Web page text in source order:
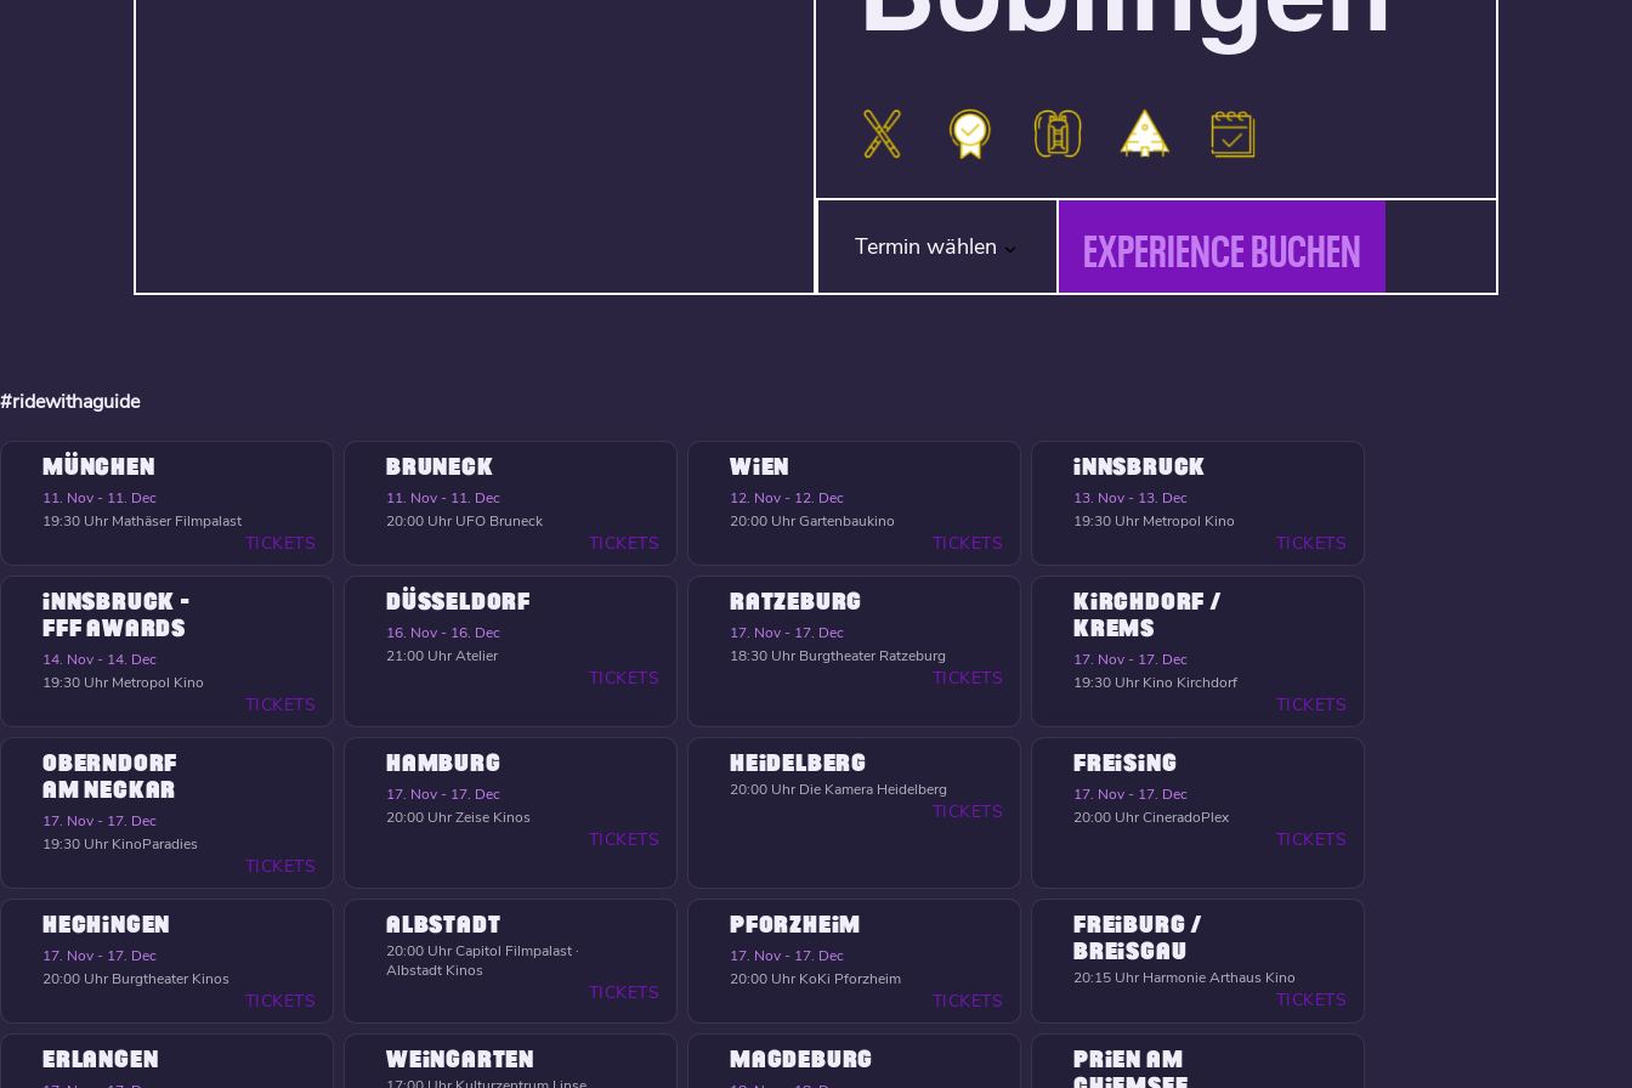
Termin wählen EXPERIENCE BUCHEN
#ridewithaguide
MÜNCHEN
11. Nov - 11. Dec
19:30 Uhr Mathäser Filmpalast
TICKETS
BRUNECK
11. Nov - 11. Dec
20:00 Uhr UFO Bruneck
TICKETS
WIEN
12. Nov - 12. Dec
20:00 UhrGartenbaukino
TICKETS
INNSBRUCK
13. Nov - 13. Dec
19:30 Uhr Metropol Kino
TICKETS
INNSBRUCK -
FFF AWARDS
14. Nov - 14. Dec
19:30 Uhr Metropol Kino
TICKETS
DÜSSELDORF
16. Nov - 16. Dec
21:00 UhrAtelier
TICKETS
RATZEBURG
17. Nov - 17. Dec
18:30 Uhr Burgtheater Ratzeburg
TICKETS
KIRCHDORF /
KREMS
17. Nov - 17. Dec
19:30 Uhr Kino Kirchdorf
TICKETS
OBERNDORF
AM NECKAR
17. Nov - 17. Dec
19:30 Uhr KinoParadies
TICKETS
HAMBURG
17. Nov - 17. Dec
20:00 UhrZeise Kinos
TICKETS
HEIDELBERG
20:00 Uhr Die Kamera Heidelberg
TICKETS
FREISING
17. Nov - 17. Dec
20:00 UhrCineradoPlex
TICKETS
HECHINGEN
17. Nov - 17. Dec
20:00 Uhr Burgtheater Kinos
TICKETS
ALBSTADT
20:00 UhrCapitol Filmpalast ·
Albstadt Kinos
TICKETS
PFORZHEIM
17. Nov - 17. Dec
20:00 Uhr KoKi Pforzheim
TICKETS
FREIBURG /
BREISGAU
20:15 Uhr Harmonie Arthaus Kino
TICKETS
ERLANGEN WEINGARTEN MAGDEBURG
PRIEN AM